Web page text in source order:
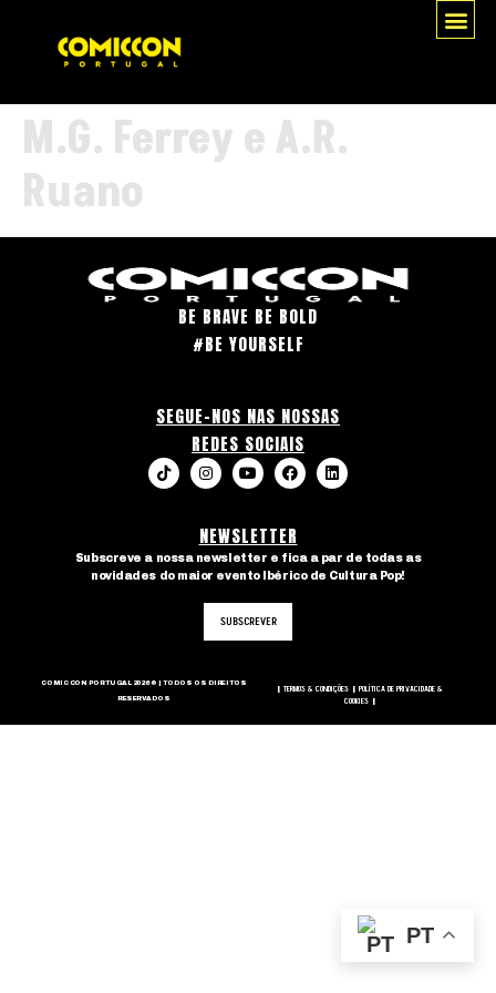
M.G. Ferrey e A.R.
Ruano
BE BRAVE BE BOLD
#BE YOURSELF
SEGUE-NOS NAS NOSSAS
REDES SOCIAIS
NEWSLETTER
Subscreve a nossa newsletter e fica a par de todas as
novidades do maior evento Ibérico de Cultura Pop!
SUBSCREVER
COMIC CON PORTUGAL 2026 © | TODOS OS DIREITOS
RESERVADOS
|TERMOS & CONDIÇÕES| POLÍTICA DE PRIVACIDADE &
COOKIES|
PT